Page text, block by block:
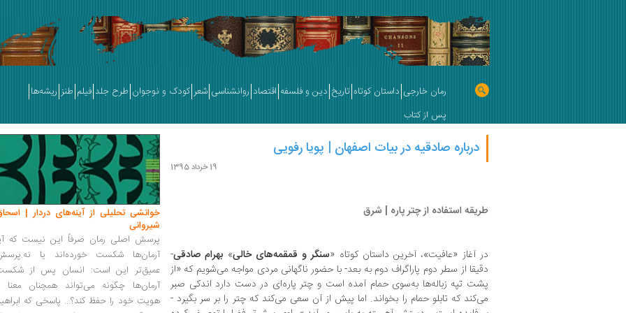
رمان خارجی داستان کوتاه تاریخ دین و فلسفه اقتصاد روانشناسی شعر کودک و نوجوان طرح جلد فیلم طنز ریشه‌ها
پس از کتاب
درباره صادقیه در بیات اصفهان | پویا رفویی
19 خرداد 1395
طریقه استفاده از چتر پاره | شرق
در آغاز «عافیت»، آخرین داستان کوتاه «سنگر و قمقمه‌های خالی» بهرام صادقی-
دقیقا از سطر دوم پاراگراف دوم به بعد- با حضور ناگهانی مردی مواجه می‌شویم که «از
پشت تپه زباله‌ها به‌سوی حمام آمده است و چتر پاره‌ای در دست دارد اندکی صبر
می‌کند که تابلو حمام را بخواند. اما پیش از آن سعی می‌کند که چتر را بر سر بگیرد -
خوانشی تحلیلی از آینه‌های دردار |
شیروانی
پرسش اصلی رمان صرفاً این نیست که
آرمان‌ها شکست خورده‌اند یا
عمیق‌تر این است: انسان پس از
آرمان‌ها چگونه می‌تواند همچنان معنا
هویت خود را حفظ کند؟... پاسخی که